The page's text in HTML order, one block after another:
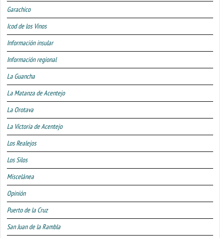
Garachico
Icod de los Vinos
Información insular
Información regional
La Guancha
La Matanza de Acentejo
La Orotava
La Victoria de Acentejo
Los Realejos
Los Silos
Miscelánea
Opinión
Puerto de la Cruz
San Juan de la Rambla